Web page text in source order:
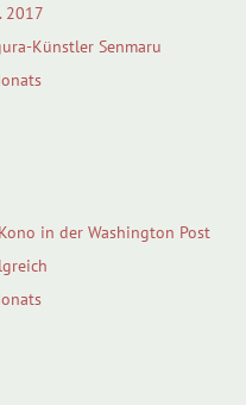
2017
Künstler Senmaru
in der Washington Post